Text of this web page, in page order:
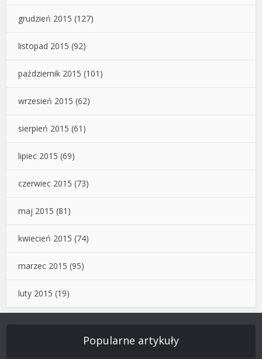
grudzień 2015 (127)
listopad 2015 (92)
październik 2015 (101)
wrzesień 2015 (62)
sierpień 2015 (61)
lipiec 2015 (69)
czerwiec 2015 (73)
maj 2015 (81)
kwiecień 2015 (74)
marzec 2015 (95)
luty 2015 (19)
Popularne artykuły